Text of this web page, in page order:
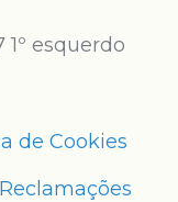
1º esquerdo
de Cookies